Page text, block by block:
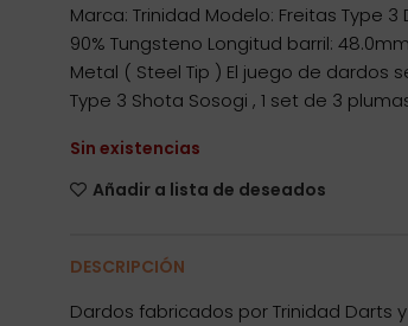
Marca: Trinidad Modelo: Freitas Type
90% Tungsteno Longitud barril:
Metal ( Steel Tip ) El juego de dardos
Type 3 Shota Sosogi , 1 set de 3
Sin existencias
Añadir a lista de deseados
DESCRIPCIÓN
Dardos fabricados por Trinidad Darts